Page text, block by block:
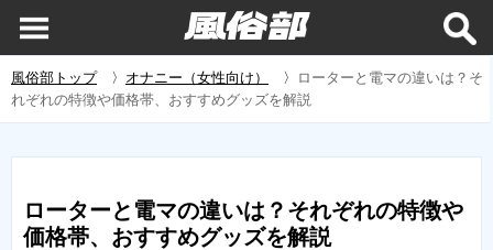
風俗部トップ〉 オナニー（女性向け） 〉
ローターと電マの違いは？そ
れぞれの特徴や価格帯、おすすめグッズを解説
ローターと電マの違いは？それぞれの特徴や
価格帯、おすすめグッズを解説